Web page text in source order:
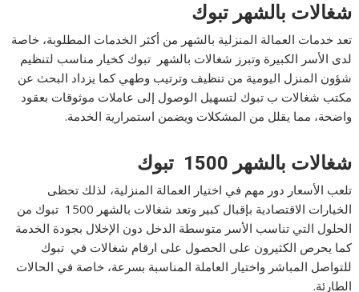
شغالات بالشهر تبوك
تعد خدمات العمالة المنزلية بالشهر من أكثر الخدمات المطلوبة، خاصة
لدى الأسر الكبيرة وتبرز شغالات بالشهر تبوك كخيار مناسب لتنظيم
شؤون المنزل اليومية من تنظيف وترتيب وطهي كما يزداد البحث عن
مكتب شغالات ب تبوك لتسهيل الوصول إلى عاملات موثوقات بعقود
واضحة، مما يقلل من المشكلات ويضمن استمرارية الخدمة.
شغالات بالشهر 1500 تبوك
تلعب الأسعار دور مهم في اختيار العمالة المنزلية، لذلك تحظى
الخيارات الاقتصادية بإقبال كبير وتعد شغالات بالشهر 1500 تبوك من
الحلول التي تناسب الأسر متوسطة الدخل دون الإخلال بجودة الخدمة
كما يحرص الكثيرون على الحصول على ارقام شغالات في تبوك
للتواصل المباشر واختيار العاملة المناسبة بسرعة، خاصة في الحالات
الطارئة.